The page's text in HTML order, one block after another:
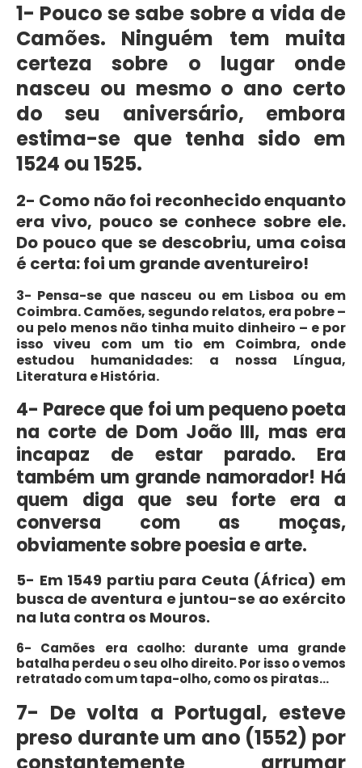
1- Pouco se sabe sobre a vida de
Camões. Ninguém tem muita
certeza sobre o lugar onde
nasceu ou mesmo o ano certo
do seu aniversário, embora
estima-se que tenha sido em
1524 ou 1525.
2- Como não foi reconhecido enquanto
era vivo, pouco se conhece sobre ele.
Do pouco que se descobriu, uma coisa
é certa: foi um grande aventureiro!
3- Pensa-se que nasceu ou em Lisboa ou em
Coimbra. Camões, segundo relatos, era pobre –
ou pelo menos não tinha muito dinheiro – e por
isso viveu com um tio em Coimbra, onde
estudou humanidades: a nossa Língua,
Literatura e História.
4- Parece que foi um pequeno poeta
na corte de Dom João III, mas era
incapaz de estar parado. Era
também um grande namorador! Há
quem diga que seu forte era a
conversa com as moças,
obviamente sobre poesia e arte.
5- Em 1549 partiu para Ceuta (África) em
busca de aventura e juntou-se ao exército
na luta contra os Mouros.
6- Camões era caolho: durante uma grande
batalha perdeu o seu olho direito. Por isso o vemos
retratado com um tapa-olho, como os piratas…
7- De volta a Portugal, esteve
preso durante um ano (1552) por
constantemente arrumar